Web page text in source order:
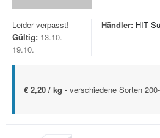
Leider verpasst!
Gültig: 13.10. -
19.10.
Händler: HIT
€ 2,20 / kg - verschiedene Sorten